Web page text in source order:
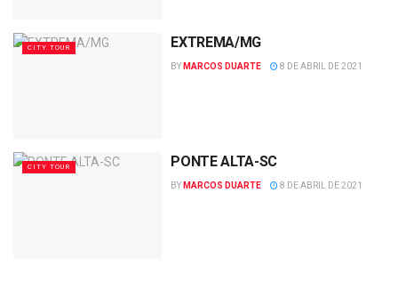
CITY TOUR EXTREMA/MG
BY MARCOS DUARTE 8 DE ABRIL DE 2021
CITY TOUR PONTE ALTA-SC
BY MARCOS DUARTE 8 DE ABRIL DE 2021